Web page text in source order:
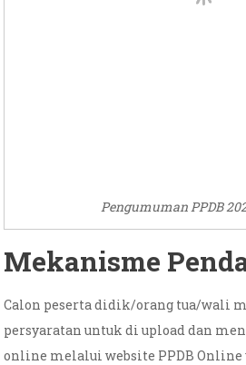
Pengumuman PPDB
Mekanisme
Calon peserta didik/orang tua/wali
persyaratan untuk di upload dan
online melalui website PPDB Online